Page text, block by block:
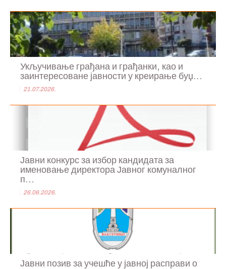
Укључивање грађана и грађанки, као и
заинтересоване јавности у креирање буџ...
21.07.2026.
Јавни конкурс за избор кандидата за
именовање директора Јавног комуналног
п...
26.06.2026.
Јавни позив за учешће у јавној расправи о